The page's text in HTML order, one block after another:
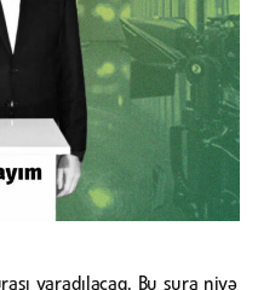
yaradılacaq. Bu şura niyə